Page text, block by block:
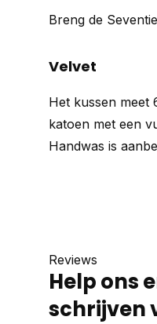
Breng de
Velvet
Het kussen meet
katoen met een
Handwas is
Reviews
Help ons
schrijven